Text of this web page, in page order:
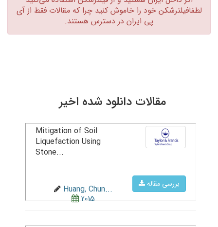
لطفافیلترشکن خود را خاموش کنید چرا که مقالات فقط از آی
پی ایران در دسترس هستند.‏
مقالات دانلود شده اخیر
بررسی مقاله
Mitigation of Soil
Liquefaction Using
Stone...
Huang, Chun...
2015